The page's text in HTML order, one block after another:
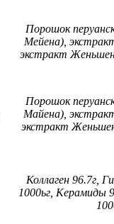
Порошок
Мейена),
экстракт
Порошок
Майена),
экстракт
Коллаген 96.7г,
1000ьг, Керамиды